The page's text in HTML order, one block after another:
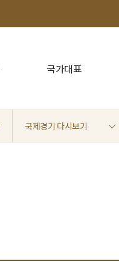
국가대표
국제경기 다시보기